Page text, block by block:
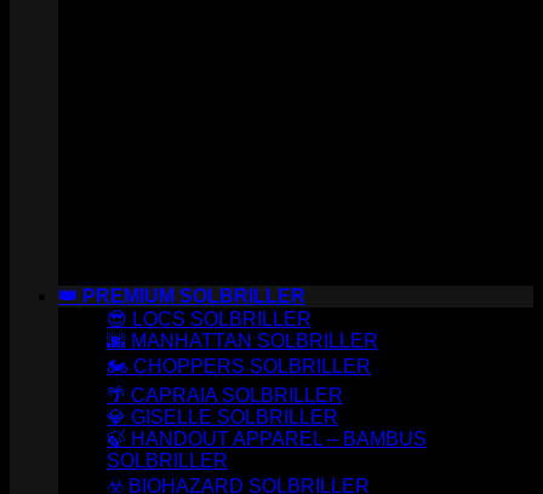
👑 PREMIUM SOLBRILLER
😎 LOCS SOLBRILLER
🌆 MANHATTAN SOLBRILLER
🏍️ CHOPPERS SOLBRILLER
🌴 CAPRAIA SOLBRILLER
💎 GISELLE SOLBRILLER
🍃 HANDOUT APPAREL – BAMBUS
SOLBRILLER
☣️ BIOHAZARD SOLBRILLER